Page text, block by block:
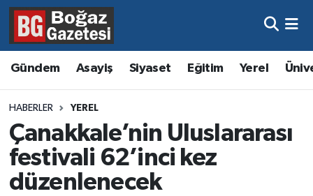
Gündem Asayiş Siyaset Eğitim Yerel
HABERLER YEREL
Çanakkale’nin Uluslararası
festivali 62’inci kez
düzenlenecek
Asayiş
Eğitim
Ekonomi
Gündem
Hava Durumu
Trafik Durumu
Süper Lig Puan Durumu ve Fikstür
Tüm Manşetler